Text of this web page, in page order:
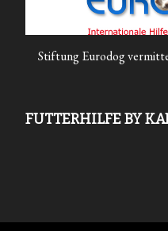
Stiftung Eurodog
FUTTERHILFE BY